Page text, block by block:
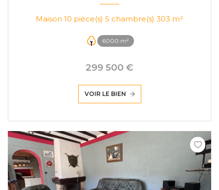
Maison 10 pièce(s) 5 chambre(s) 303 m²
6000 m²
299 500 €
VOIR LE BIEN